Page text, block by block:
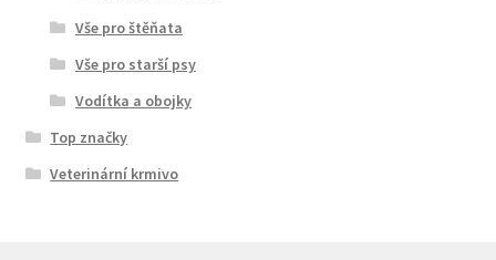
Vše pro štěňata
Vše pro starší psy
Vodítka a obojky
Top značky
Veterinární krmivo